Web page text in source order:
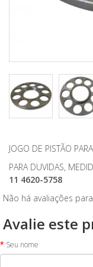
JOGO DE PISTÃO
PARA DUVIDAS,
11 4620-5758
Não há avaliações
Avalie este
Seu nome